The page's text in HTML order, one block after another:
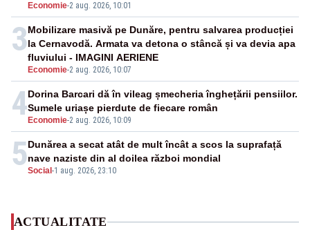
Economie-2 aug. 2026, 10:01
3
Economie-2 aug. 2026, 10:07
Mobilizare masivă pe Dunăre, pentru salvarea producției
la Cernavodă. Armata va detona o stâncă și va devia apa
fluviului - IMAGINI AERIENE
4 Economie-2 aug. 2026, 10:09
Dorina Barcari dă în vileag șmecheria înghețării pensiilor.
Sumele uriașe pierdute de fiecare român
5Social -1 aug. 2026, 23:10
Dunărea a secat atât de mult încât a scos la suprafață
nave naziste din al doilea război mondial
ACTUALITATE